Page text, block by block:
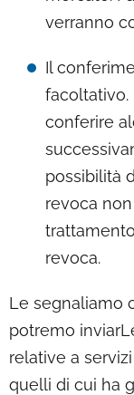
verranno
Il
facoltativo.
conferire
possibilità
revoca
revoca.
Le segnaliamo
potremo
relative a
quelli di cui ha